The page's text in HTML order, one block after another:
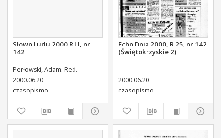
Słowo Ludu 2000 R.LI, nr
142
Perłowski, Adam. Red.
2000.06.20
czasopismo
Echo Dnia 2000, R.25, nr 142
(Świętokrzyskie 2)
2000.06.20
czasopismo